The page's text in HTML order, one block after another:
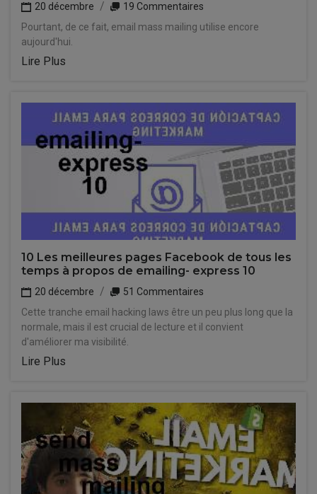
20 décembre
19 Commentaires
Pourtant, de ce fait, email mass mailing utilise encore
aujourd'hui.
Lire Plus
10 Les meilleures pages Facebook de tous les
temps à propos de emailing- express 10
20 décembre
51 Commentaires
Cette tranche email hacking laws être un peu plus long que la
normale, mais il est crucial de lecture et il convient
d'améliorer ma visibilité.
Lire Plus